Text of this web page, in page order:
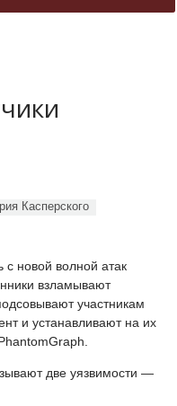
Касперского
с новой волной атак
взламывают
участникам
и устанавливают на их
две уязвимости —